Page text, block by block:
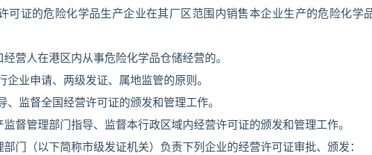
可证的危险化学品生产企业在其厂区范围内销售本企业生产的危险化学
营人在港区内从事危险化学品仓储经营的。
业申请、两级发证、属地监管的原则。
监督全国经营许可证的颁发和管理工作。
督管理部门指导、监督本行政区域内经营许可证的颁发和管理工作。
门（以下简称市级发证机关）负责下列企业的经营许可证审批、颁发：